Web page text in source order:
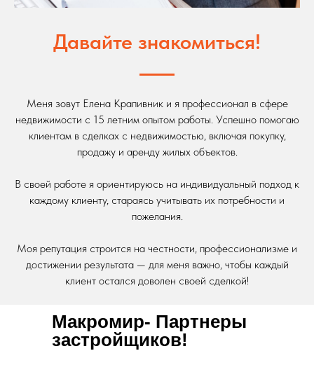
Давайте знакомиться!
Меня зовут Елена Крапивник и я профессионал в сфере
недвижимости с 15 летним опытом работы. Успешно помогаю
клиентам в сделках с недвижимостью, включая покупку,
продажу и аренду жилых объектов.
В своей работе я ориентируюсь на индивидуальный подход к
каждому клиенту, стараясь учитывать их потребности и
пожелания.
Моя репутация строится на честности, профессионализме и
достижении результата — для меня важно, чтобы каждый
клиент остался доволен своей сделкой!
Макромир- Партнеры
застройщиков!